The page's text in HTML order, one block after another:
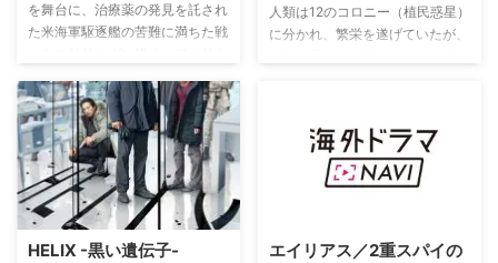
を舞台に、治療薬の発見を託され
た米海軍駆逐艦の苦難に満ちた戦
ネイサン・ジェームズを舞台に、
水上戦・対空戦・艦内での戦闘・
上陸部隊による地上戦が描かれる
大迫力のミリタリーアクション。
人類は12のコロニー（植民惑星）
に分かれ、繁栄を遂げていたが、
り戦争を続けるが、ある日を境に
休戦することになる。しかしサイ
ロンは密かに人型のスパイを人間
HELIX -黒い遺伝子-
エイリアス／2重スパイの